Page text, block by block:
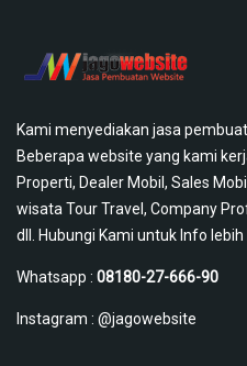
Kami menyediakan jasa
Beberapa website yang kami
Properti, Dealer Mobil, Sales
wisata Tour Travel, Company
dll. Hubungi Kami untuk Info lebih
Whatsapp : 08180-27-666-90
Instagram : @jagowebsite